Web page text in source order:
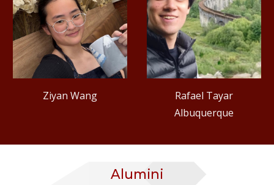
Ziyan Wang
Rafael Tayar
Albuquerque
Alumini